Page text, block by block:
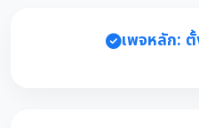
เพจหลัก: